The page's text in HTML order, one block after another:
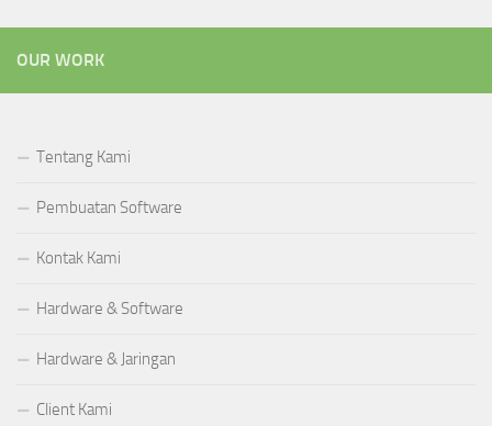
OUR WORK
Tentang Kami
Pembuatan Software
Kontak Kami
Hardware & Software
Hardware & Jaringan
Client Kami